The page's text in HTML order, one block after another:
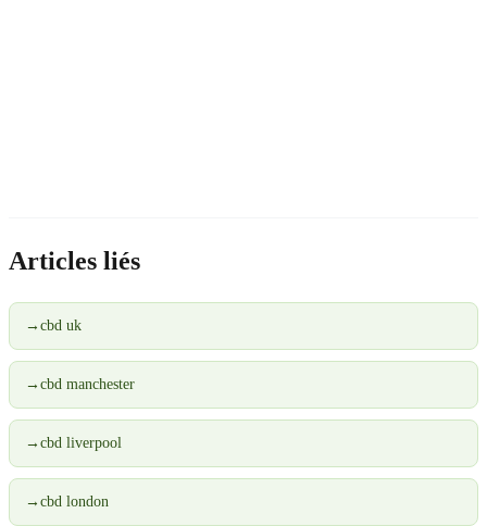
Articles liés
→ cbd uk
→ cbd manchester
→ cbd liverpool
→ cbd london